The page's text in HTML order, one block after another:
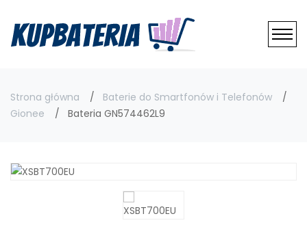
Strona główna
Baterie do Smartfonów i Telefonów
Gionee
Bateria GN574462L9